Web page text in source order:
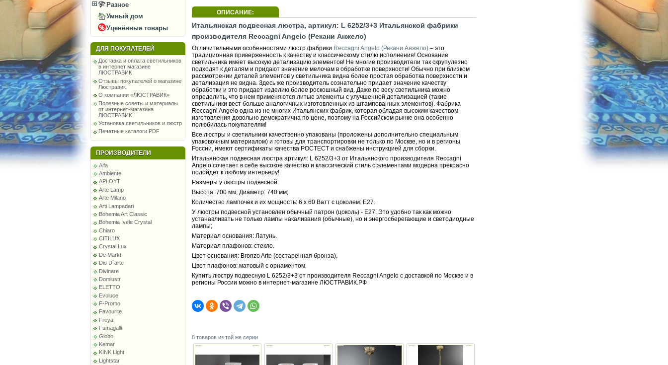
Разное
Умный дом
Уценённые товары
ДЛЯ ПОКУПАТЕЛЕЙ
Доставка и оплата светильников
в интернет магазине
ЛЮСТРАВИК
Отзывы покупателей о магазине
Люстравик
О компании «ЛЮСТРАВИК»
Полезные советы и материалы
от интернет-магазина
ЛЮСТРАВИК
Установка светильников и люстр
Печатные каталоги PDF
ПРОИЗВОДИТЕЛИ
Alfa
Ambiente
APLOYT
Arte Lamp
Arte Milano
Arti Lampadari
Bohemia Art Classic
Bohemia Ivele Crystal
Chiaro
CITILUX
Crystal Lux
De Markt
Dio D`arte
Divinare
Domlustr
ELETTO
Evoluce
F-Promo
Favourite
Freya
Fumagalli
Globo
Kemar
KINK Light
Lightstar
ОПИСАНИЕ:
Итальянская подвесная люстра, артикул: L 6252/3+3 Итальянской фабрики
производителя Reccagni Angelo (Рекани Анжело)
Отличительными особенностями люстр фабрики Reccagni Angelo (Рекани Анжело) – это
традиционная приверженность к качеству и классическому стилю исполнения! Основание
светильника имеет высокую детализацию элементов! Не многие производители так скрупулезно
подходят к деталям и придают значение мелочам в обработке поверхности! Обычно при близком
рассмотрении деталей элементов у светильника видна более простая обработка поверхности и
детализация не видна. Здесь же производитель сознательно придает значение качеству
обработки и это придает изделию более роскошный вид. Даже по весу светильника можно
определить, что в нем применяются литые элементы с улучшенной детализацией (такие
светильники вест больше аналогичных изготовленных из штампованных элементов). Фабрика
Reccagni Angelo одна из не многих Итальянских фабрик, которая обладая высоким качеством
изготовления довольно демократична по цене, поэтому на Российском рынке она особенно
полюбилась покупателям!
Все люстры и светильники качественно упакованы (проложены дополнительно специальным
упаковочным материалом) и готовы для транспортировки не только по Москве, но и в регионы
России, имеют сертификаты качества РОСТЕСТ и снабжены инструкцией для сборки.
Итальянская подвесная люстра артикул: L 6252/3+3 от Итальянского производителя Reccagni
Angelo сочетает в себе высокое качество и классический стиль с элементами модерна прекрасно
подойдет к любому интерьеру!
Размеры у люстры подвесной:
Высота: 700 мм; Диаметр: 740 мм;
Количество лампочек и их мощность: 6 x 60 Ватт с цоколем: E27.
У люстры подвесной установлен обычный патрон (цоколь) - E27. Это удобно так как можно
устанавливать не только лампы накаливания (обычные), но и энергосберегающие и светодиодные
лампы;
Материал основания: Латунь.
Материал плафонов: стекло.
Цвет основания: Bronzo Arte (состаренная бронза).
Цвет плафонов: матовый с орнаментом.
Купить люстру подвесную L 6252/3+3 от производителя Reccagni Angelo с доставкой по Москве и в
регионы России можно в интернет-магазине ЛЮСТРАВИК.РФ
8 товаров из той же серии